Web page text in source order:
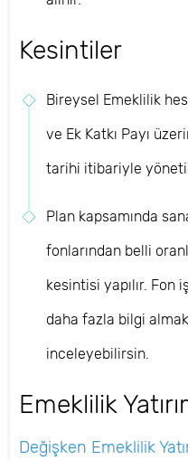
Kesintiler
Bireysel Emeklilik
ve Ek Katkı Payı
tarihi itibariyle
Plan kapsamında
fonlarından belli
kesintisi yapılır. Fon
daha fazla bilgi
inceleyebilirsin.
Emeklilik
Değişken Emeklilik